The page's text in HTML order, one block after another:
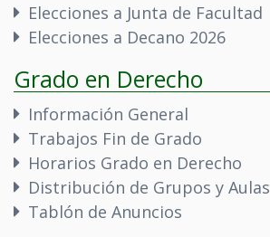
Elecciones a Junta de Facultad
Elecciones a Decano 2026
Grado en Derecho
Información General
Trabajos Fin de Grado
Horarios Grado en Derecho
Distribución de Grupos y Aulas
Tablón de Anuncios